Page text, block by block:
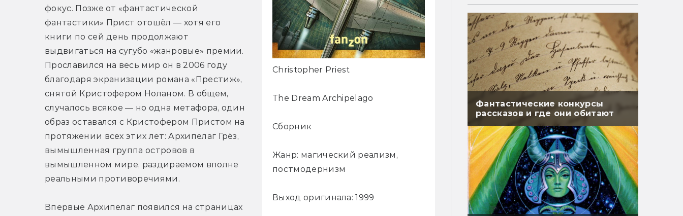
Christopher Priest
The Dream Archipelago
Сборник
Жанр: магический реализм,
постмодернизм
Выход оригинала: 1999
фокус. Позже от «фантастической
фантастики» Прист отошёл — хотя его
книги по сей день продолжают
выдвигаться на сугубо «жанровые» премии.
Прославился на весь мир он в 2006 году
благодаря экранизации романа «Престиж»,
снятой Кристофером Ноланом. В общем,
случалось всякое — но одна метафора, один
образ оставался с Кристофером Пристом на
протяжении всех этих лет: Архипелаг Грёз,
вымышленная группа островов в
вымышленном мире, раздираемом вполне
реальными противоречиями.
Впервые Архипелаг появился на страницах
Фантастические конкурсы
рассказов и где они обитают